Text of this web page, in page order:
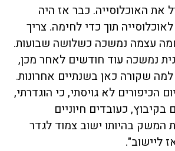
את האוכלוסייה. כבר אז היה
תוך כדי לחימה. צריך
עצמה נמשכה כשלושה שבועות.
נמשכה עוד חודשים לאחר מכן,
שקורה כאן בשנתיים אחרונות.
הכיפורים לא גויסתי, כי הוגדרתי,
בקיבוץ, כעובדים חיוניים
המשק בהיותו ישוב צמוד לגדר
ליישוב".